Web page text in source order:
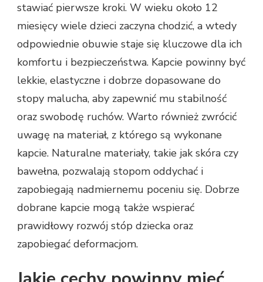
stawiać pierwsze kroki. W wieku około 12
miesięcy wiele dzieci zaczyna chodzić, a wtedy
odpowiednie obuwie staje się kluczowe dla ich
komfortu i bezpieczeństwa. Kapcie powinny być
lekkie, elastyczne i dobrze dopasowane do
stopy malucha, aby zapewnić mu stabilność
oraz swobodę ruchów. Warto również zwrócić
uwagę na materiał, z którego są wykonane
kapcie. Naturalne materiały, takie jak skóra czy
bawełna, pozwalają stopom oddychać i
zapobiegają nadmiernemu poceniu się. Dobrze
dobrane kapcie mogą także wspierać
prawidłowy rozwój stóp dziecka oraz
zapobiegać deformacjom.